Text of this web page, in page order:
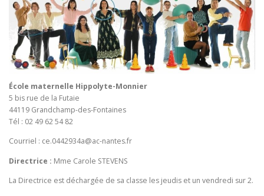
École maternelle Hippolyte-Monnier
5 bis rue de la Futaie
44119 Grandchamp-des-Fontaines
Tél : 02 49 62 54 82
Courriel : ce.0442934a@ac-nantes.fr
Directrice : Mme Carole STEVENS
La Directrice est déchargée de sa classe les jeudis et un vendredi sur 2.